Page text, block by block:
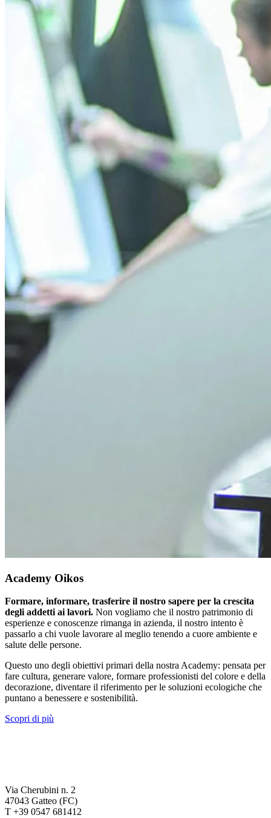
Academy Oikos
Formare, informare, trasferire il nostro sapere per la crescita
degli addetti ai lavori. Non vogliamo che il nostro patrimonio di
esperienze e conoscenze rimanga in azienda, il nostro intento è
passarlo a chi vuole lavorare al meglio tenendo a cuore ambiente e
salute delle persone.
Questo uno degli obiettivi primari della nostra Academy: pensata per
fare cultura, generare valore, formare professionisti del colore e della
decorazione, diventare il riferimento per le soluzioni ecologiche che
puntano a benessere e sostenibilità.
Scopri di più
Via Cherubini n. 2
47043 Gatteo (FC)
T +39 0547 681412